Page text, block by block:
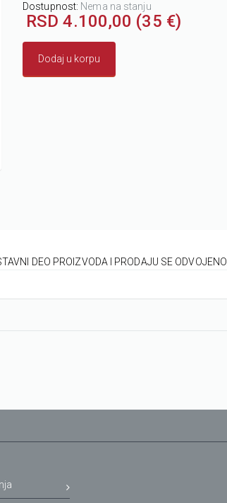
Dostupnost: Nema na stanju
RSD 4.100,00 (35 €)
Dodaj u korpu
DEO PROIZVODA I PRODAJU SE ODVOJENO.